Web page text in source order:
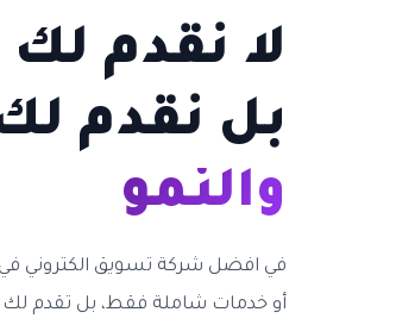
لا نقدم
بل نقدم
والنمو
في افضل شركة تسويق الكتروني في
أو خدمات شاملة فقط، بل تقدم لك